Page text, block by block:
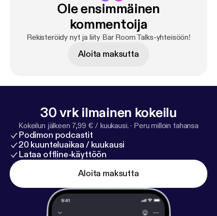
Ole ensimmäinen
kommentoija
Rekisteröidy nyt ja liity Bar Room Talks-yhteisöön!
Aloita maksutta
30 vrk ilmainen kokeilu
Kokeilun jälkeen 7,99 € / kuukausi. · Peru milloin tahansa
Podimon podcastit
20 kuunteluaikaa / kuukausi
Lataa offline-käyttöön
Aloita maksutta